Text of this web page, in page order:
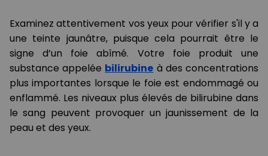
Examinez attentivement vos yeux pour vérifier s'il y a
une teinte jaunâtre, puisque cela pourrait être le
signe d’un foie abîmé. Votre foie produit une
substance appelée bilirubine à des concentrations
plus importantes lorsque le foie est endommagé ou
enflammé. Les niveaux plus élevés de bilirubine dans
le sang peuvent provoquer un jaunissement de la
peau et des yeux.